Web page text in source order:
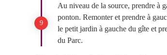
Au niveau de la source, prendre à
ponton. Remonter et prendre à
le petit jardin à gauche du gîte et
du Parc.